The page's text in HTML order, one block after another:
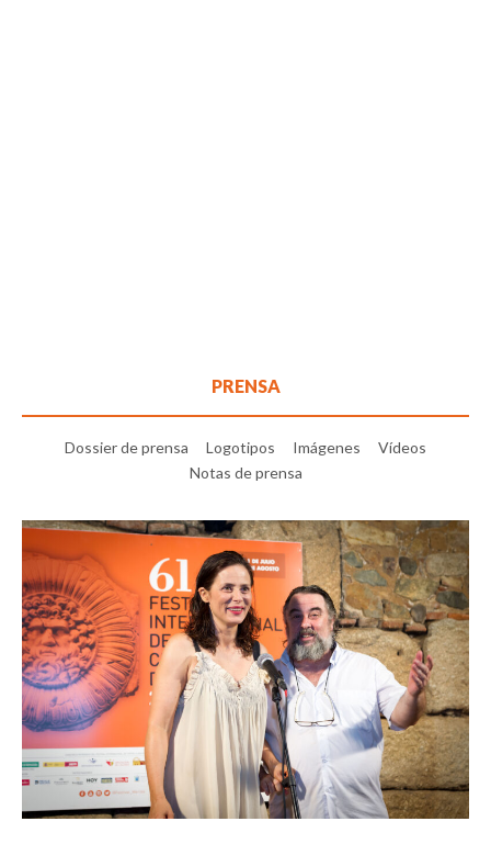
PRENSA
Dossier de prensa Logotipos Imágenes
Vídeos
Notas de prensa